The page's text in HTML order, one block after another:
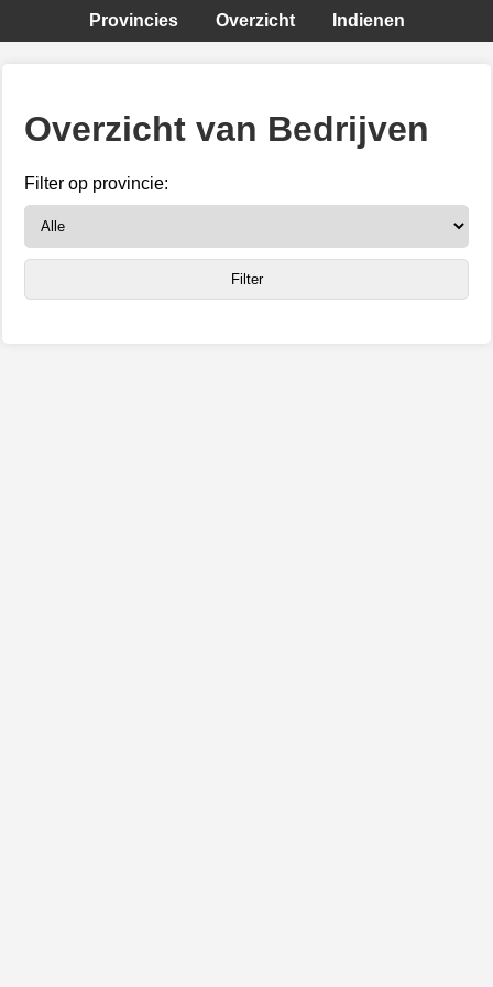
Provincies Overzicht Indienen
Overzicht van Bedrijven
Filter op provincie: